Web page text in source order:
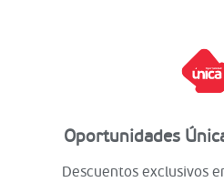
Oportunidades
Descuentos exclusivos